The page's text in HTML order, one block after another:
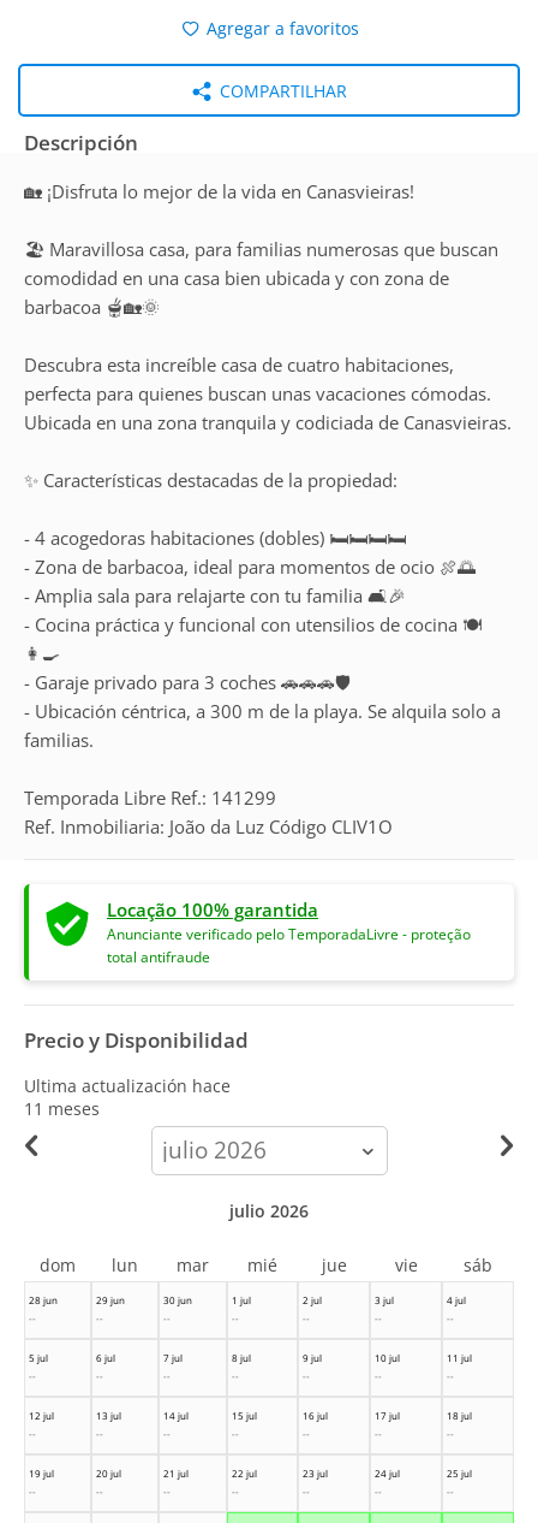
Agregar a favoritos
COMPARTILHAR
Descripción
🏡 ¡Disfruta lo mejor de la vida en Canasvieiras!
🏖️ Maravillosa casa, para familias numerosas que buscan
comodidad en una casa bien ubicada y con zona de
barbacoa 🫕🏡🌞
Descubra esta increíble casa de cuatro habitaciones,
perfecta para quienes buscan unas vacaciones cómodas.
Ubicada en una zona tranquila y codiciada de Canasvieiras.
✨ Características destacadas de la propiedad:
- 4 acogedoras habitaciones (dobles) 🛏️🛏️🛏️🛏️
- Zona de barbacoa, ideal para momentos de ocio 🍖🌅
- Amplia sala para relajarte con tu familia 🛋️🎉
- Cocina práctica y funcional con utensilios de cocina 🍽️
👩‍🍳
- Garaje privado para 3 coches 🚗🚗🚗🛡️
- Ubicación céntrica, a 300 m de la playa. Se alquila solo a
familias.
Temporada Libre Ref.: 141299
Ref. Inmobiliaria: João da Luz Código CLIV1O
Locação 100% garantida
Anunciante verificado pelo TemporadaLivre - proteção
total antifraude
Precio y Disponibilidad
Ultima actualización hace
11 meses
calendar-
month
28 jun
--
29 jun
--
30 jun
--
1 jul
--
2 jul
--
3 jul
--
4 jul
--
5 jul
--
6 jul
--
7 jul
--
8 jul
--
9 jul
--
10 jul
--
11 jul
--
12 jul
--
13 jul
--
14 jul
--
15 jul
--
16 jul
--
17 jul
--
18 jul
--
19 jul
--
20 jul
--
21 jul
--
22 jul
--
23 jul
--
24 jul
--
25 jul
--
julio 2026
dom lun mar mié jue vie sáb